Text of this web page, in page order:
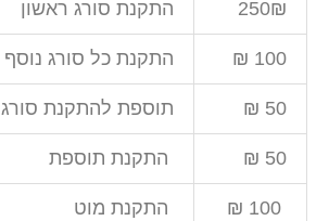
250₪
התקנת סורג ראשון
100 ₪ התקנת כל סורג נוסף
50 ₪ תוספת להתקנת סורג 160-180
50 ₪ התקנת תוספת
התקנת מוט